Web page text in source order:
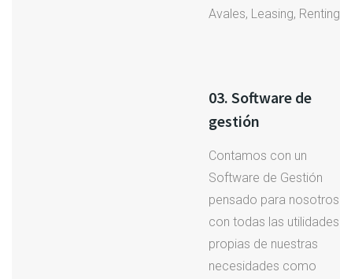
Avales, Leasing, Renting
03. Software de
gestión
Contamos con un
Software de Gestión
pensado para nosotros
con todas las utilidades
propias de nuestras
necesidades como